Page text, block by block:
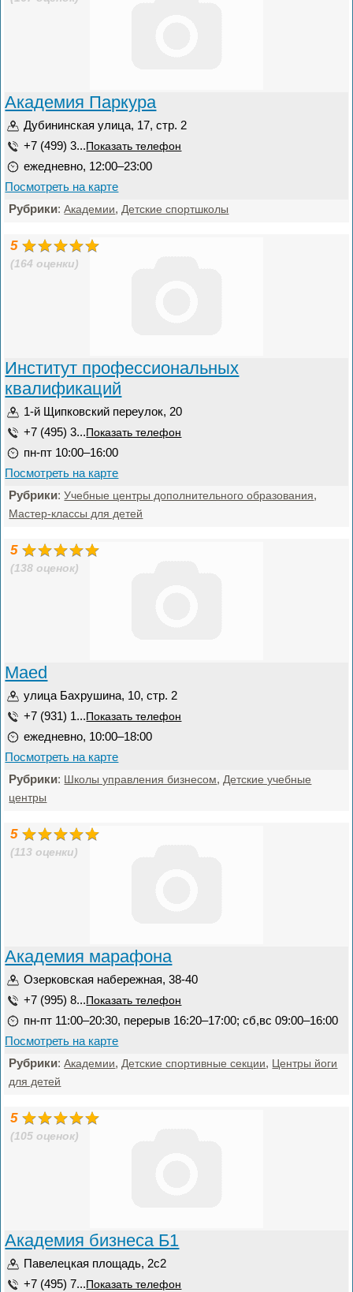
Академия Паркура
Дубининская улица, 17, стр. 2
+7 (499) 3... Показать телефон
ежедневно, 12:00–23:00
Посмотреть на карте
Рубрики:Академии, Детские спортшколы
5
(164 оценки)
Институт профессиональных
квалификаций
1-й Щипковский переулок, 20
+7 (495) 3... Показать телефон
пн-пт 10:00–16:00
Посмотреть на карте
Рубрики:Учебные центры дополнительного образования,
Мастер-классы для детей
5
(138 оценок)
Maed
улица Бахрушина, 10, стр. 2
+7 (931) 1... Показать телефон
ежедневно, 10:00–18:00
Посмотреть на карте
Рубрики: Школы управления бизнесом, Детские учебные
центры
5
(113 оценки)
Академия марафона
Озерковская набережная, 38-40
+7 (995) 8... Показать телефон
пн-пт 11:00–20:30, перерыв 16:20–17:00; сб,вс 09:00–16:00
Посмотреть на карте
Рубрики:Академии, Детские спортивные секции, Центры йоги
для детей
5
(105 оценок)
Академия бизнеса Б1
Павелецкая площадь, 2с2
+7 (495) 7... Показать телефон